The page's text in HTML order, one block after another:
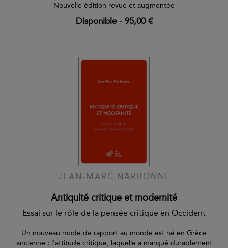
Nouvelle édition revue et augmentée
Disponible- 95,00 €
JEAN-MARC NARBONNE
Antiquité critique et modernité
Essai sur le rôle de la pensée critique en Occident
Un nouveau mode de rapport au monde est né en Grèce
ancienne : l'attitude critique, laquelle a marqué durablement